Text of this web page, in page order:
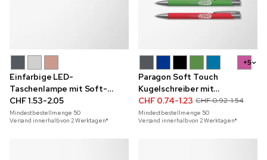
Einfarbige LED-
Taschenlampe mit Soft-
Touch-Beschichtung und
Schlüsselring in Mineralfarbe
CHF 1.53-2.05
Mindestbestellmenge 50
Versand innerhalb von 2 Werktagen*
+5
Paragon Soft Touch
Kugelschreiber mit
Metallakzenten
CHF 0.74-1.23 CHF 0.92-1.54
Mindestbestellmenge 50
Versand innerhalb von 2 Werktagen*